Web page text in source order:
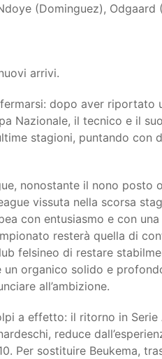
(Dominguez), Odgaard
arrivi.
dopo aver riportato
Nazionale, il tecnico e il
stagioni, puntando con
nonostante il nono posto
vissuta nella scorsa
con entusiasmo e con una
resterà quella di
felsineo di restare
organico solido e
all’ambizione.
a effetto: il ritorno in Serie
reduce
Per sostituire Beukema,